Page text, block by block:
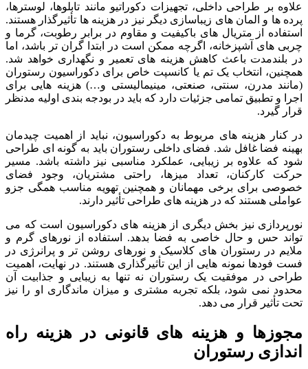
علاوه بر طراحی داخلی، تجهیزات دکوراتیو مانند تابلوها، لوسترها،
پرده ها و المان های زیباسازی دیگر نیز در هزینه ها تأثیرگذار هستند.
استفاده از متریال های باکیفیت و مقاوم در برابر رطوبت، گرما و
چربی های آشپزخانه، اگرچه ممکن است در ابتدا گران تر باشد، اما
در بلندمدت باعث کاهش هزینه های تعمیر و نگهداری خواهد شد.
همچنین، انتخاب یک تم یا کانسپت خاص برای دکوراسیون رستوران
(مانند مدرن، سنتی، صنعتی، مینیمالیستی و…) هزینه هایی برای
اجرا و تطبیق تمامی جزئیات دارد که باید در بودجه بندی اولیه مدنظر
قرار گیرد.
در کنار هزینه های مربوط به دکوراسیون، نباید از اهمیت چیدمان
بهینه فضا غافل شد. فضای داخلی رستوران باید به گونه ای طراحی
شود که علاوه بر زیبایی، عملکرد مناسبی نیز داشته باشد. مسیر
حرکت کارکنان، تعداد میزها، راحتی مشتریان، وجود فضای
خصوصی برای برخی مهمانان و همچنین تهویه مناسب همگی جزو
عواملی هستند که در هزینه های طراحی تأثیر دارند.
نورپردازی نیز بخش دیگری از هزینه های دکوراسیون است که می
تواند حس و حال خاصی به فضا بدهد. استفاده از نورهای گرم و
ملایم در رستوران های کلاسیک و نورهای روشن تر و پرانرژی در
فست فودها نمونه هایی از این تأثیرگذاری هستند. در نهایت، اهمیت
طراحی در موفقیت یک رستوران نه تنها به زیبایی و جذابیت آن
محدود نمی شود، بلکه تجربه مشتری و میزان ماندگاری او را نیز
تحت تأثیر قرار می دهد.
مجوزها و هزینه های قانونی درهزینه راه
اندازی رستوران